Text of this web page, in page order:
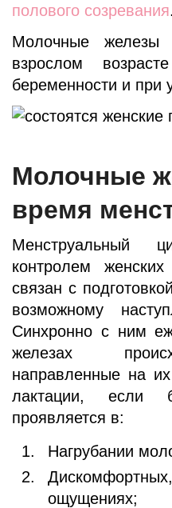
полового созревания.
Молочные железы
взрослом
беременности и при
Молочные
время
Менструальный
контролем
связан с
возможному
Синхронно с ним
железах
направленные на
лактации, если
проявляется в:
Нагрубании
ощущениях;